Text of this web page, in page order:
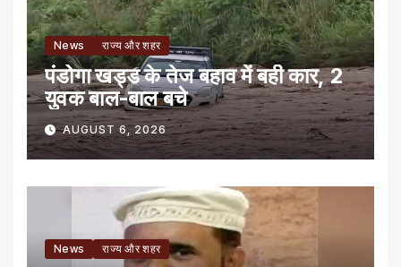
News राज्य और शहर
पंडोगा खड्ड के तेज बहाव में बही कार, 2
युवक बाल-बाल बचे
AUGUST 6, 2026
News राज्य और शहर